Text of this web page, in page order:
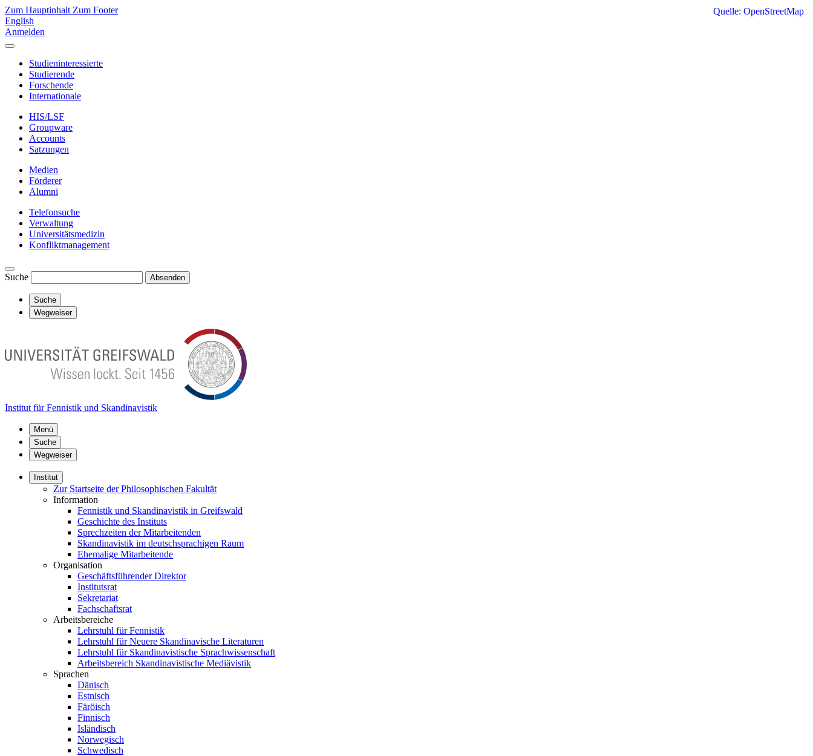
Zum Hauptinhalt Zum Footer
English
Anmelden
Studieninteressierte
Studierende
Forschende
Internationale
HIS/LSF
Groupware
Accounts
Satzungen
Medien
Förderer
Alumni
Telefonsuche
Verwaltung
Universitätsmedizin
Konfliktmanagement
Suche Absenden
Suche
Wegweiser
Institut für Fennistik und Skandinavistik
Menü
Suche
Wegweiser
Institut
Zur Startseite der Philosophischen Fakultät
Information
Fennistik und Skandinavistik in Greifswald
Geschichte des Instituts
Sprechzeiten der Mitarbeitenden
Skandinavistik im deutschsprachigen Raum
Ehemalige Mitarbeitende
Organisation
Geschäftsführender Direktor
Institutsrat
Sekretariat
Fachschaftsrat
Arbeitsbereiche
Lehrstuhl für Fennistik
Lehrstuhl für Neuere Skandinavische Literaturen
Lehrstuhl für Skandinavistische Sprachwissenschaft
Arbeitsbereich Skandinavistische Mediävistik
Sprachen
Dänisch
Estnisch
Färöisch
Finnisch
Isländisch
Norwegisch
Schwedisch
Quelle: OpenStreetMap